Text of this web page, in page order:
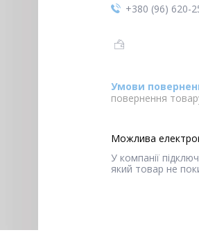
+380 (96) 620-
повернення
У компанії
який товар не